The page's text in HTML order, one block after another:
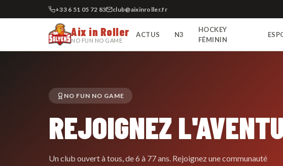
+33 6 51 05 72 83 club@aixinroller.fr
Aix in Roller
NO FUN NO GAME
ACTUS N3
HOCKEY
FÉMININ
NO FUN NO GAME
REJOIGNEZ
Un club ouvert à tous, de 6 à 77 ans. Rejoignez une communauté